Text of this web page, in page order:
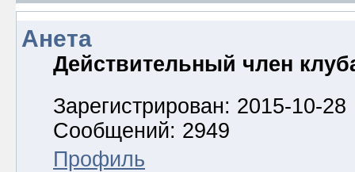
Анета
Действительный член
Зарегистрирован: 2015-10-28
Сообщений: 2949
Профиль